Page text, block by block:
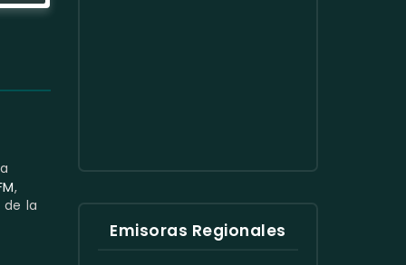
,
la
Emisoras Regionales